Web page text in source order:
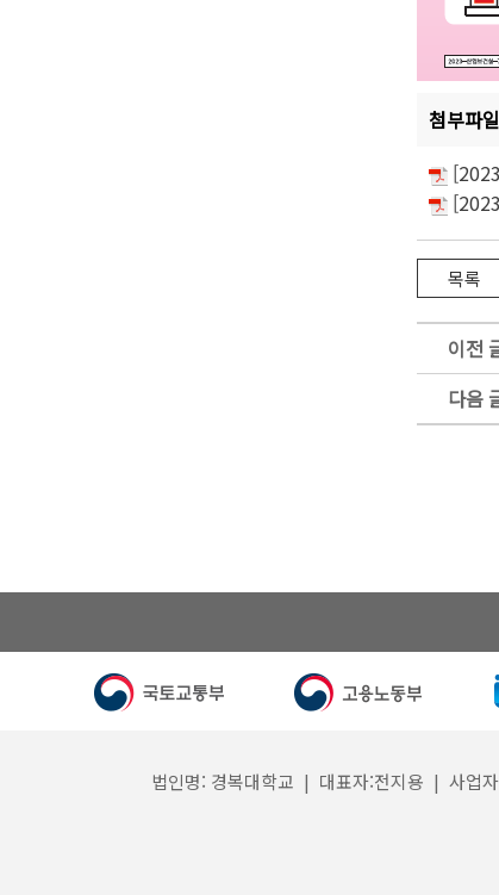
첨부파일
이전
다음
법인명: 경복대학교 | 대표자:전지용 | 사업